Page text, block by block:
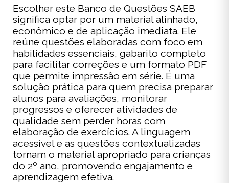
Escolher este Banco de Questões SAEB
significa optar por um material alinhado,
econômico e de aplicação imediata. Ele
reúne questões elaboradas com foco em
habilidades essenciais, gabarito completo
para facilitar correções e um formato PDF
que permite impressão em série. É uma
solução prática para quem precisa preparar
alunos para avaliações, monitorar
progressos e oferecer atividades de
qualidade sem perder horas com
elaboração de exercícios. A linguagem
acessível e as questões contextualizadas
tornam o material apropriado para crianças
do 2º ano, promovendo engajamento e
aprendizagem efetiva.